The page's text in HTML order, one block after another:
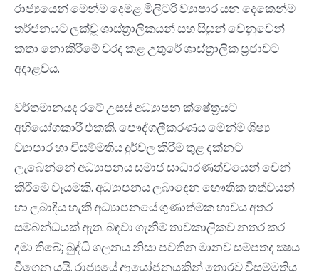
රාජ්‍යයෙන් මෙන්ම දෙමළ මිලිටරි ව්‍යාපාර යන දෙකෙන්ම
තර්ජනයට ලක්වූ ශාස්ත්‍රාලිකයන් සහ සිසුන් වෙනුවෙන්
කතා නොකිරීමේ වරද කළ උතුරේ ශාස්ත්‍රාලික ප්‍රජාවට
අදාළවය.
වර්තමානයද රටේ උසස් අධ්‍යාපන ක්ෂේත්‍රයට
අභියෝගකාරී එකකි. පෞද්ගලීකරණය මෙන්ම ශිෂ්‍ය
ව්‍යාපාර හා විසම්මතිය දුර්වල කිරීම තුළ දක්නට
ලැබෙන්නේ අධ්‍යාපනය සමාජ සාධාරණත්වයෙන් වෙන්
කිරීමේ වෑයමකි. අධ්‍යාපනය ලබාදෙන භෞතික තත්වයන්
හා ලබාදිය හැකි අධ්‍යාපනයේ ගුණාත්මක භාවය අතර
සම්බන්ධයක් ඇත. බඳවා ගැනීම් තාවකාලිකව නතර කර
දමා තිබේ; බුද්ධි ගලනය නිසා පවතින මානව සම්පතද ක්‍ෂය
වීගෙන යයි. රාජ්‍යයේ ආයෝජනයකින් තොරව විසම්මතිය